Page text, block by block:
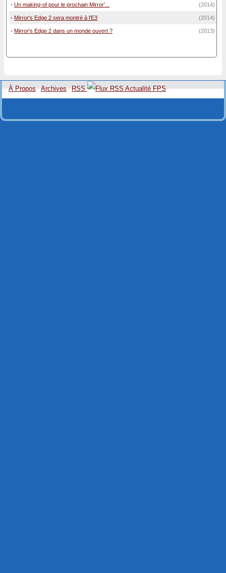
- Un making-of pour le prochain Mirror’... (2014)
- Mirror's Edge 2 sera montré à l'E3 (2014)
- Mirror's Edge 2 dans un monde ouvert ? (2013)
À Propos Archives RSS